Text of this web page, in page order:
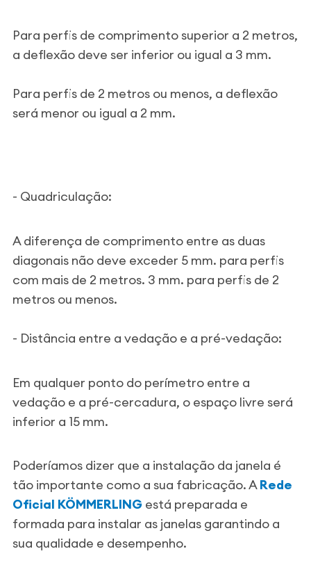
Para perfis de comprimento superior a 2 metros,
a deflexão deve ser inferior ou igual a 3 mm.
Para perfis de 2 metros ou menos, a deflexão
será menor ou igual a 2 mm.
- Quadriculação:
A diferença de comprimento entre as duas
diagonais não deve exceder 5 mm. para perfis
com mais de 2 metros. 3 mm. para perfis de 2
metros ou menos.
- Distância entre a vedação e a pré-vedação:
Em qualquer ponto do perímetro entre a
vedação e a pré-cercadura, o espaço livre será
inferior a 15 mm.
Poderíamos dizer que a instalação da janela é
tão importante como a sua fabricação. ARede
Oficial KÖMMERLING está preparada e
formada para instalar as janelas garantindo a
sua qualidade e desempenho.